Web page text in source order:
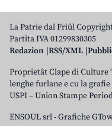
La Patrie dal Friûl
Partita IVA 01299830305
Redazion RSS/XML
Proprietât Clape di Culture
lenghe furlane e cu la
USPI – Union Stampe
ENSOUL srl-Grafiche